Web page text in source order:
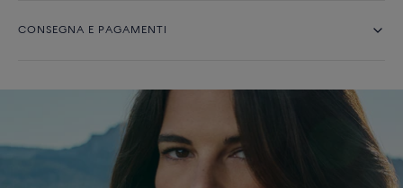
CONSEGNA E PAGAMENTI